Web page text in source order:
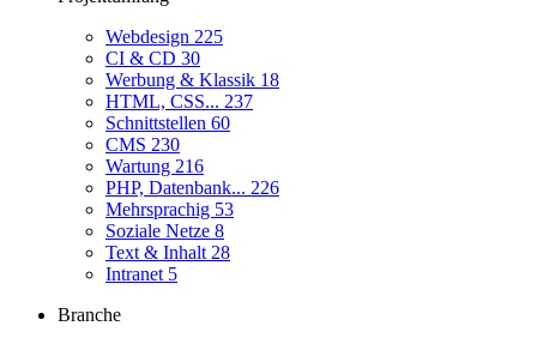
Webdesign 225
CI & CD 30
Werbung & Klassik 18
HTML, CSS... 237
Schnittstellen 60
CMS 230
Wartung 216
PHP, Datenbank... 226
Mehrsprachig 53
Soziale Netze 8
Text & Inhalt 28
Intranet 5
Branche